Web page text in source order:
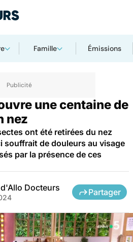
Famille Émissions
infectieuses
une centaine de
nez
ont été retirées du nez
souffrait de douleurs au visage
par la présence de ces
Docteurs Partager